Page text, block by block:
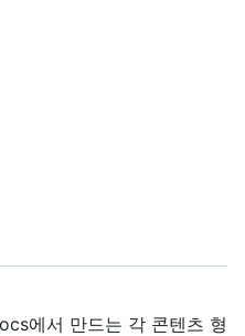
에서 만드는 각 콘텐츠 형